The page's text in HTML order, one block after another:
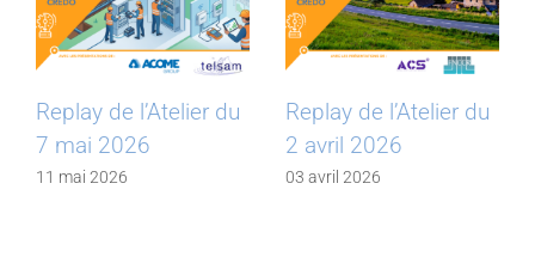
Replay de l’Atelier du
7 mai 2026
11 mai 2026
Replay de l’Atelier du
2 avril 2026
03 avril 2026